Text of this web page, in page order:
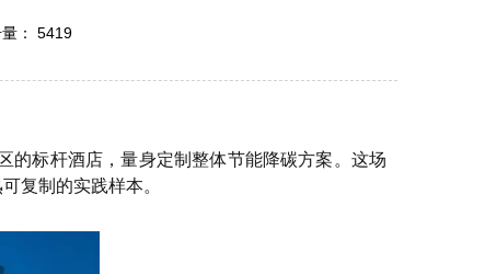
量： 5419
的标杆酒店，量身定制整体节能降碳方案。这场
复制的实践样本。